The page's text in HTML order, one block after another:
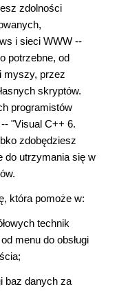
zdolności
i sieci WWW --
potrzebne, od
myszy, przez
skryptów.
programistów
"Visual C++ 6.
zdobędziesz
do utrzymania się w
która pomoże w:
technik
menu do obsługi
baz danych za